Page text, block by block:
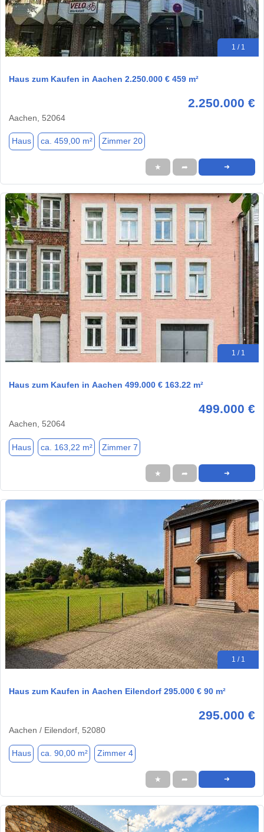
1 / 1
Haus zum Kaufen in Aachen 2.250.000 € 459 m²
2.250.000 €
Aachen, 52064
Haus ca. 459,00 m² Zimmer 20
★ ➦ ➜
1 / 1
Haus zum Kaufen in Aachen 499.000 € 163.22 m²
499.000 €
Aachen, 52064
Haus ca. 163,22 m² Zimmer 7
★ ➦ ➜
1 / 1
Haus zum Kaufen in Aachen Eilendorf 295.000 € 90 m²
295.000 €
Aachen / Eilendorf, 52080
Haus ca. 90,00 m² Zimmer 4
★ ➦ ➜